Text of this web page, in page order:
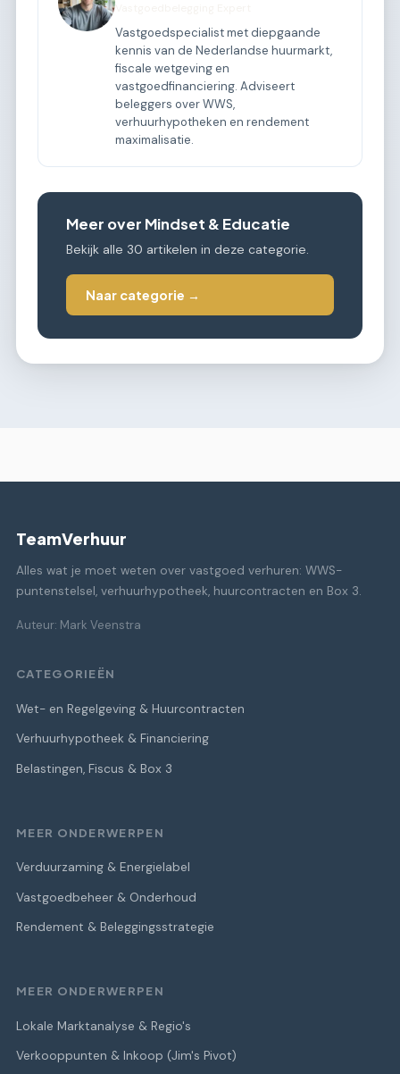
Vastgoedspecialist met diepgaande
kennis van de Nederlandse huurmarkt,
fiscale wetgeving en
vastgoedfinanciering. Adviseert
beleggers over WWS,
verhuurhypotheken en rendement
maximalisatie.
Meer over Mindset & Educatie
Bekijk alle 30 artikelen in deze categorie.
Naar categorie →
TeamVerhuur
Alles wat je moet weten over vastgoed verhuren: WWS-
puntenstelsel, verhuurhypotheek, huurcontracten en Box 3.
Auteur: Mark Veenstra
CATEGORIEËN
Wet- en Regelgeving & Huurcontracten
Verhuurhypotheek & Financiering
Belastingen, Fiscus & Box 3
MEER ONDERWERPEN
Verduurzaming & Energielabel
Vastgoedbeheer & Onderhoud
Rendement & Beleggingsstrategie
MEER ONDERWERPEN
Lokale Marktanalyse & Regio's
Verkooppunten & Inkoop (Jim's Pivot)